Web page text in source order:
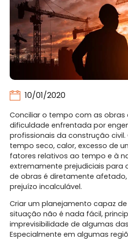
10/01/2020
Conciliar o tempo com as obras
dificuldade enfrentada por
profissionais da construção civil.
tempo seco, calor, excesso de
fatores relativos ao tempo e à
extremamente prejudiciais para
de obras é diretamente
prejuízo incalculável.
Criar um planejamento capaz
situação não é nada fácil,
imprevisibilidade de algumas
Especialmente em algumas